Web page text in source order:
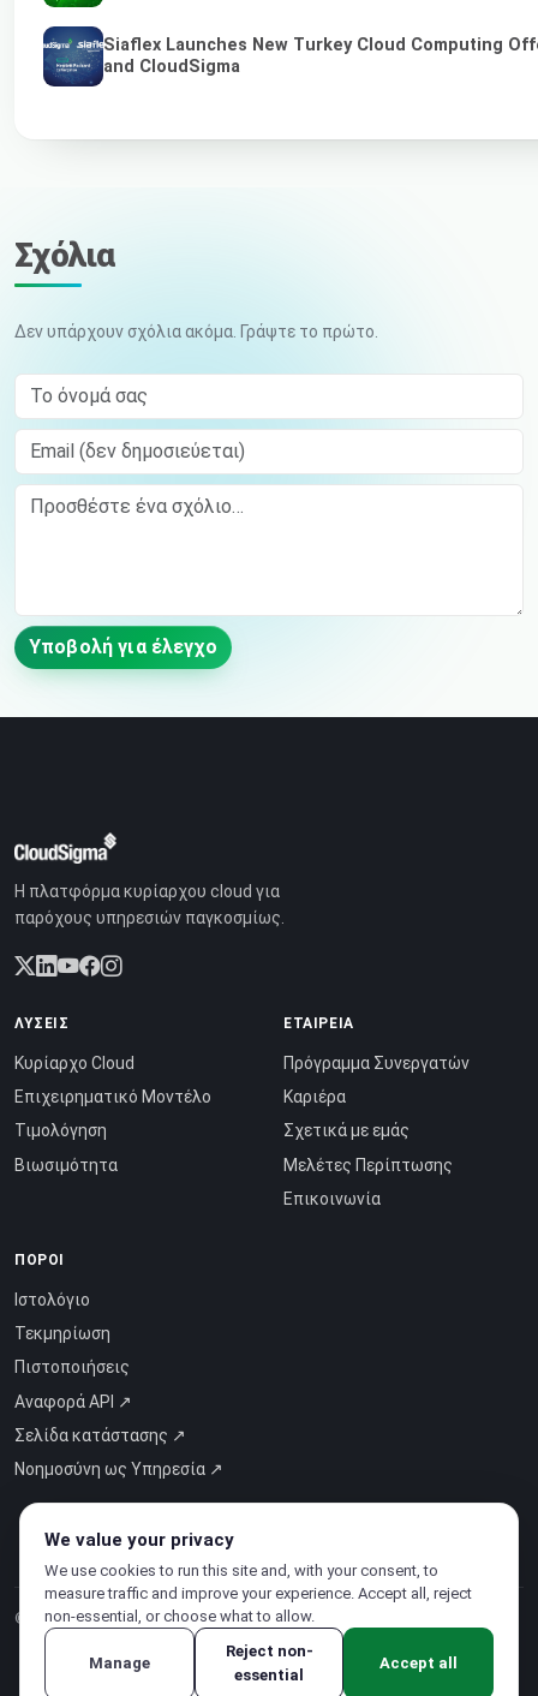
Siaflex Launches New Turkey Cloud Computing
and CloudSigma
Σχόλια
Δεν υπάρχουν σχόλια ακόμα. Γράψτε το πρώτο.
Το όνομά σας
Email (δεν δημοσιεύεται)
Comment
Υποβολή για έλεγχο
Η πλατφόρμα κυρίαρχου cloud για
παρόχους υπηρεσιών παγκοσμίως.
ΛΎΣΕΙΣ
Κυρίαρχο Cloud
Επιχειρηματικό Μοντέλο
Τιμολόγηση
Βιωσιμότητα
ΕΤΑΙΡΕΊΑ
Πρόγραμμα Συνεργατών
Καριέρα
Σχετικά με εμάς
Μελέτες Περίπτωσης
Επικοινωνία
ΠΌΡΟΙ
Ιστολόγιο
Τεκμηρίωση
Πιστοποιήσεις
Αναφορά API ↗
Σελίδα κατάστασης ↗
Νοημοσύνη ως Υπηρεσία ↗
© 2026 CloudSigma Holding AG.Όλα τα δικαιώματα διατηρούνται
Πολιτική Απορρήτου·
We value your privacy
We use cookies to run this site and, with your consent, to
measure traffic and improve your experience. Accept all, reject
non-essential, or choose what to allow.
Manage
Reject non-
essential
Accept all